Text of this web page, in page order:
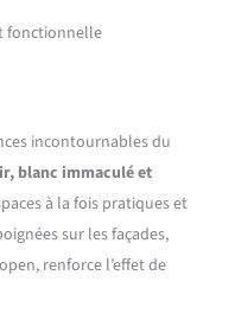
fonctionnelle
incontournables du
blanc immaculé et
à la fois pratiques et
sur les façades,
renforce l’effet de